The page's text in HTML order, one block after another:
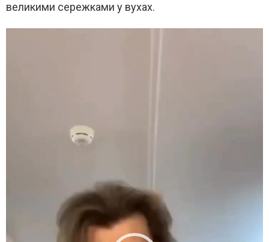
великими сережками у вухах.